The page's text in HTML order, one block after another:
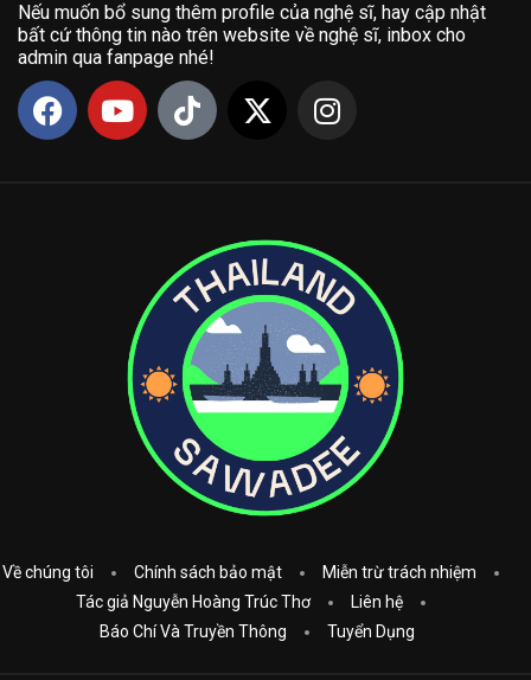
Nếu muốn bổ sung thêm profile của nghệ sĩ, hay cập nhật
bất cứ thông tin nào trên website về nghệ sĩ, inbox cho
admin qua fanpage nhé!
Về chúng tôi Chính sách bảo mật
Miễn trừ trách nhiệm
Tác giả Nguyễn Hoàng Trúc Thơ
Liên hệ
Báo Chí Và Truyền Thông
Tuyển Dụng